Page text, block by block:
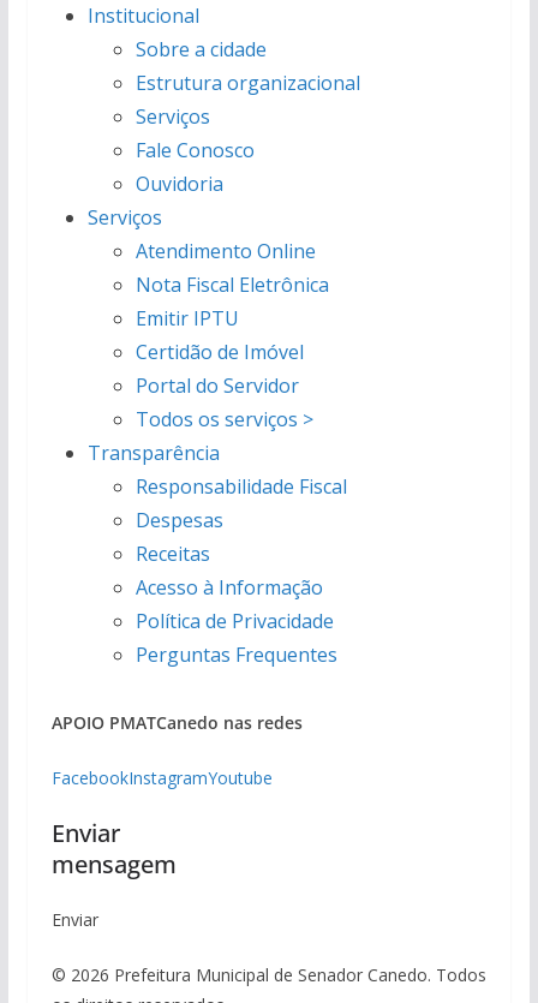
Institucional
Sobre a cidade
Estrutura organizacional
Serviços
Fale Conosco
Ouvidoria
Serviços
Atendimento Online
Nota Fiscal Eletrônica
Emitir IPTU
Certidão de Imóvel
Portal do Servidor
Todos os serviços >
Transparência
Responsabilidade Fiscal
Despesas
Receitas
Acesso à Informação
Política de Privacidade
Perguntas Frequentes
APOIO PMATCanedo nas redes
FacebookInstagramYoutube
Enviar
mensagem
Enviar
© 2026 Prefeitura Municipal de Senador Canedo. Todos